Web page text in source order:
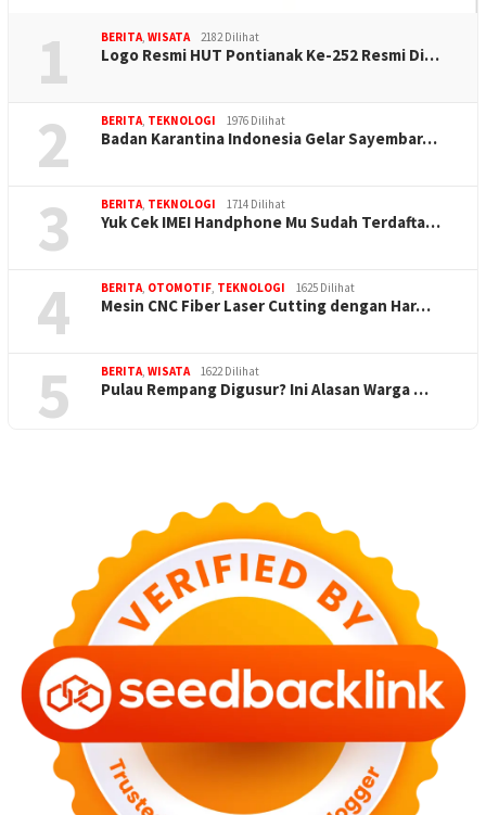
1 BERITA, WISATA 2182 Dilihat
Logo Resmi HUT Pontianak Ke-252 Resmi Di…
2 BERITA, TEKNOLOGI 1976 Dilihat
Badan Karantina Indonesia Gelar Sayembar…
3 BERITA, TEKNOLOGI 1714 Dilihat
Yuk Cek IMEI Handphone Mu Sudah Terdafta…
4 BERITA, OTOMOTIF, TEKNOLOGI 1625 Dilihat
Mesin CNC Fiber Laser Cutting dengan Har…
5 BERITA, WISATA 1622 Dilihat
Pulau Rempang Digusur? Ini Alasan Warga …